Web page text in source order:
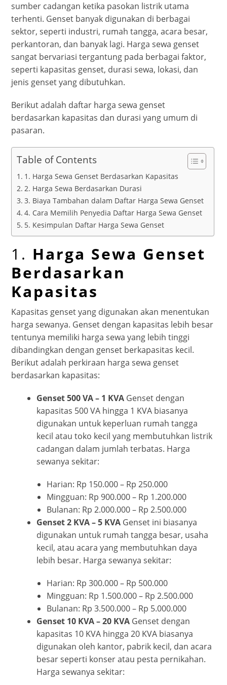
sumber cadangan ketika pasokan listrik utama
terhenti. Genset banyak digunakan di berbagai
sektor, seperti industri, rumah tangga, acara besar,
perkantoran, dan banyak lagi. Harga sewa genset
sangat bervariasi tergantung pada berbagai faktor,
seperti kapasitas genset, durasi sewa, lokasi, dan
jenis genset yang dibutuhkan.
Berikut adalah daftar harga sewa genset
berdasarkan kapasitas dan durasi yang umum di
pasaran.
Table of Contents
1. Harga Sewa Genset Berdasarkan Kapasitas
2. Harga Sewa Berdasarkan Durasi
3. Biaya Tambahan dalam Daftar Harga Sewa Genset
4. Cara Memilih Penyedia Daftar Harga Sewa Genset
5. Kesimpulan Daftar Harga Sewa Genset
1. Harga Sewa Genset
Berdasarkan
Kapasitas
Kapasitas genset yang digunakan akan menentukan
harga sewanya. Genset dengan kapasitas lebih besar
tentunya memiliki harga sewa yang lebih tinggi
dibandingkan dengan genset berkapasitas kecil.
Berikut adalah perkiraan harga sewa genset
berdasarkan kapasitas:
Genset 500 VA – 1 KVA Genset dengan
kapasitas 500 VA hingga 1 KVA biasanya
digunakan untuk keperluan rumah tangga
kecil atau toko kecil yang membutuhkan listrik
cadangan dalam jumlah terbatas. Harga
sewanya sekitar:
Harian: Rp 150.000 – Rp 250.000
Mingguan: Rp 900.000 – Rp 1.200.000
Bulanan: Rp 2.000.000 – Rp 2.500.000
Genset 2 KVA – 5 KVA Genset ini biasanya
digunakan untuk rumah tangga besar, usaha
kecil, atau acara yang membutuhkan daya
lebih besar. Harga sewanya sekitar:
Harian: Rp 300.000 – Rp 500.000
Mingguan: Rp 1.500.000 – Rp 2.500.000
Bulanan: Rp 3.500.000 – Rp 5.000.000
Genset 10 KVA – 20 KVA Genset dengan
kapasitas 10 KVA hingga 20 KVA biasanya
digunakan oleh kantor, pabrik kecil, dan acara
besar seperti konser atau pesta pernikahan.
Harga sewanya sekitar: